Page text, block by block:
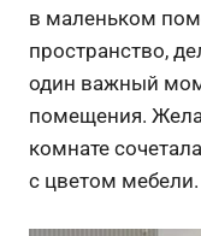
в маленьком
пространство,
один важный
помещения.
комнате
с цветом мебели.